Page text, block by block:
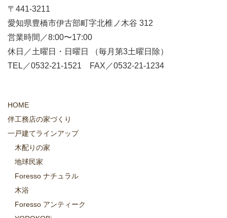
〒441-3211
愛知県豊橋市伊古部町字北椎ノ木谷 312
営業時間／8:00〜17:00
休日／土曜日・日曜日 （毎月第3土曜日除）
TEL／0532-21-1521 FAX／0532-21-1234
HOME
伴工務店の家づくり
一戸建てラインアップ
木配りの家
地球民家
Foresso ナチュラル
木浴
Foresso アンティーク